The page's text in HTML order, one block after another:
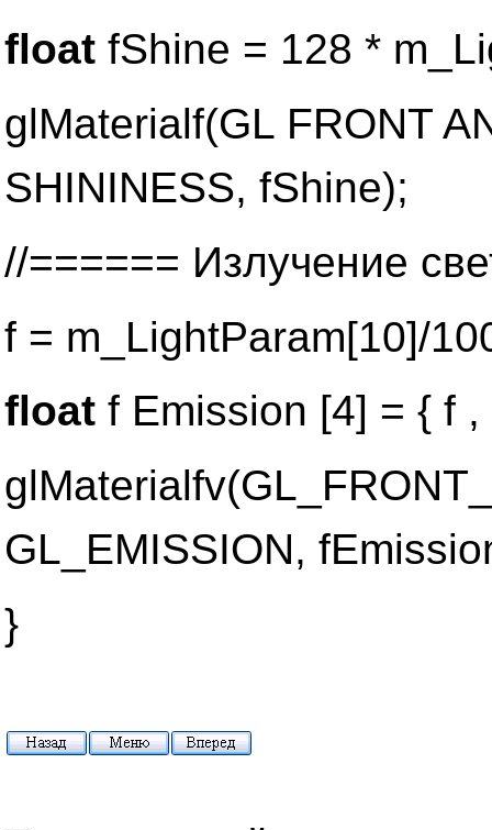
float fShine = 128 *
glMaterialf(GL FRONT
SHININESS, fShine);
//====== Излучение
f = m_LightParam[10]/
float f Emission [4] = { f
GL_EMISSION,
}